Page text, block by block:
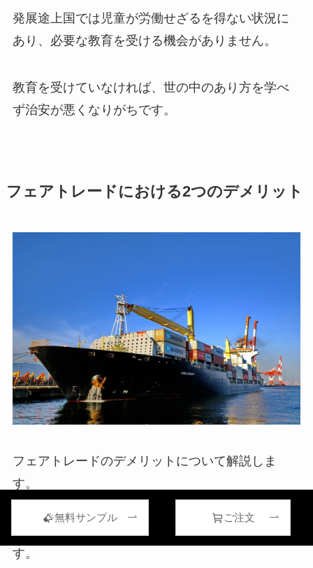
発展途上国では児童が労働せざるを得ない状況に
あり、必要な教育を受ける機会がありません。
教育を受けていなければ、世の中のあり方を学べ
ず治安が悪くなりがちです。
フェアトレードにおける2つのデメリット
フェアトレードのデメリットについて解説しま
す。
す。
無料サンプル ご注文